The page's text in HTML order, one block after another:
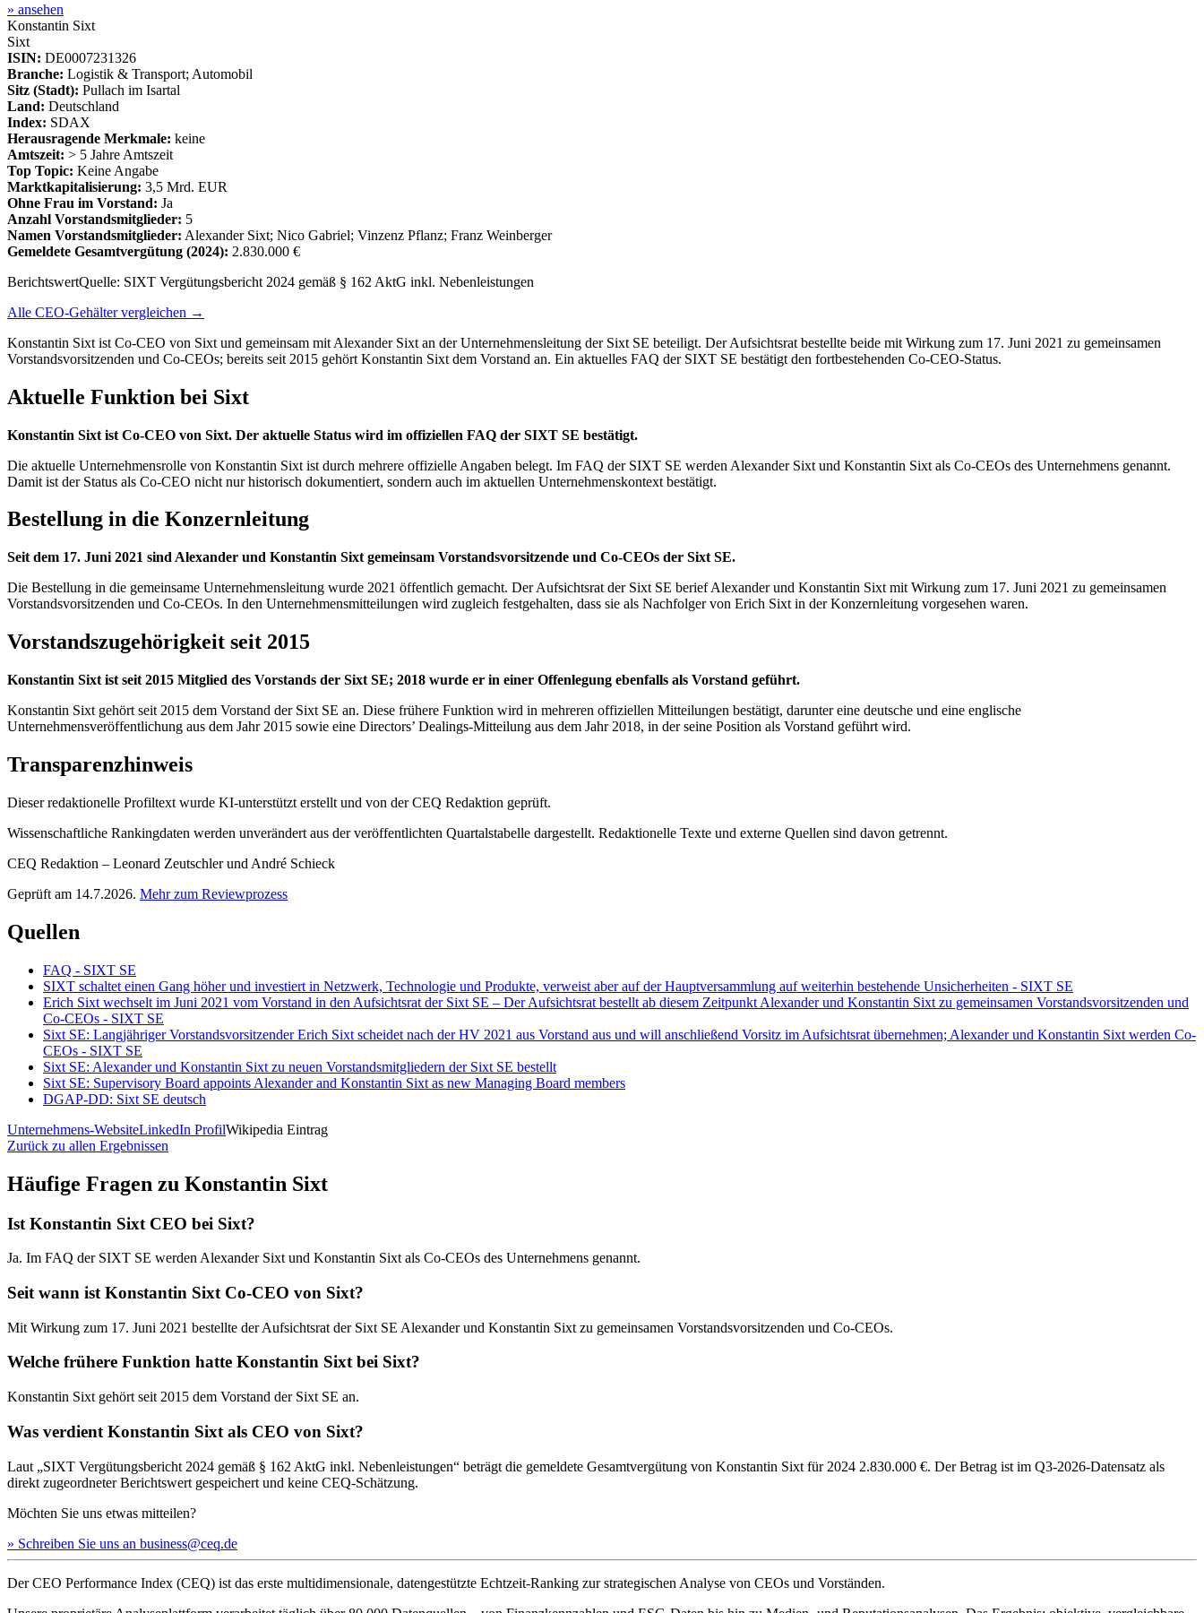
» ansehen
Konstantin Sixt
Sixt
ISIN: DE0007231326
Branche: Logistik & Transport; Automobil
Sitz (Stadt): Pullach im Isartal
Land: Deutschland
Index: SDAX
Herausragende Merkmale: keine
Amtszeit: > 5 Jahre Amtszeit
Top Topic: Keine Angabe
Marktkapitalisierung: 3,5 Mrd. EUR
Ohne Frau im Vorstand: Ja
Anzahl Vorstandsmitglieder: 5
Namen Vorstandsmitglieder: Alexander Sixt; Nico Gabriel; Vinzenz Pflanz; Franz Weinberger
Gemeldete Gesamtvergütung (2024): 2.830.000 €
BerichtswertQuelle: SIXT Vergütungsbericht 2024 gemäß § 162 AktG inkl. Nebenleistungen
Alle CEO-Gehälter vergleichen →
Konstantin Sixt ist Co-CEO von Sixt und gemeinsam mit Alexander Sixt an der Unternehmensleitung der Sixt SE beteiligt. Der Aufsichtsrat bestellte beide mit Wirkung zum 17. Juni 2021 zu gemeinsamen
Vorstandsvorsitzenden und Co-CEOs; bereits seit 2015 gehört Konstantin Sixt dem Vorstand an. Ein aktuelles FAQ der SIXT SE bestätigt den fortbestehenden Co-CEO-Status.
Aktuelle Funktion bei Sixt
Konstantin Sixt ist Co-CEO von Sixt. Der aktuelle Status wird im offiziellen FAQ der SIXT SE bestätigt.
Die aktuelle Unternehmensrolle von Konstantin Sixt ist durch mehrere offizielle Angaben belegt. Im FAQ der SIXT SE werden Alexander Sixt und Konstantin Sixt als Co-CEOs des Unternehmens genannt.
Damit ist der Status als Co-CEO nicht nur historisch dokumentiert, sondern auch im aktuellen Unternehmenskontext bestätigt.
Bestellung in die Konzernleitung
Seit dem 17. Juni 2021 sind Alexander und Konstantin Sixt gemeinsam Vorstandsvorsitzende und Co-CEOs der Sixt SE.
Die Bestellung in die gemeinsame Unternehmensleitung wurde 2021 öffentlich gemacht. Der Aufsichtsrat der Sixt SE berief Alexander und Konstantin Sixt mit Wirkung zum 17. Juni 2021 zu gemeinsamen
Vorstandsvorsitzenden und Co-CEOs. In den Unternehmensmitteilungen wird zugleich festgehalten, dass sie als Nachfolger von Erich Sixt in der Konzernleitung vorgesehen waren.
Vorstandszugehörigkeit seit 2015
Konstantin Sixt ist seit 2015 Mitglied des Vorstands der Sixt SE; 2018 wurde er in einer Offenlegung ebenfalls als Vorstand geführt.
Konstantin Sixt gehört seit 2015 dem Vorstand der Sixt SE an. Diese frühere Funktion wird in mehreren offiziellen Mitteilungen bestätigt, darunter eine deutsche und eine englische
Unternehmensveröffentlichung aus dem Jahr 2015 sowie eine Directors’ Dealings-Mitteilung aus dem Jahr 2018, in der seine Position als Vorstand geführt wird.
Transparenzhinweis
Dieser redaktionelle Profiltext wurde KI-unterstützt erstellt und von der CEQ Redaktion geprüft.
Wissenschaftliche Rankingdaten werden unverändert aus der veröffentlichten Quartalstabelle dargestellt. Redaktionelle Texte und externe Quellen sind davon getrennt.
CEQ Redaktion – Leonard Zeutschler und André Schieck
Geprüft am 14.7.2026. Mehr zum Reviewprozess
Quellen
FAQ - SIXT SE
SIXT schaltet einen Gang höher und investiert in Netzwerk, Technologie und Produkte, verweist aber auf der Hauptversammlung auf weiterhin bestehende Unsicherheiten - SIXT SE
Erich Sixt wechselt im Juni 2021 vom Vorstand in den Aufsichtsrat der Sixt SE – Der Aufsichtsrat bestellt ab diesem Zeitpunkt Alexander und Konstantin Sixt zu gemeinsamen Vorstandsvorsitzenden und
Co-CEOs - SIXT SE
Sixt SE: Langjähriger Vorstandsvorsitzender Erich Sixt scheidet nach der HV 2021 aus Vorstand aus und will anschließend Vorsitz im Aufsichtsrat übernehmen; Alexander und Konstantin Sixt werden Co-
CEOs - SIXT SE
Sixt SE: Alexander und Konstantin Sixt zu neuen Vorstandsmitgliedern der Sixt SE bestellt
Sixt SE: Supervisory Board appoints Alexander and Konstantin Sixt as new Managing Board members
DGAP-DD: Sixt SE deutsch
Unternehmens-WebsiteLinkedIn ProfilWikipedia Eintrag
Zurück zu allen Ergebnissen
Häufige Fragen zu Konstantin Sixt
Ist Konstantin Sixt CEO bei Sixt?
Ja. Im FAQ der SIXT SE werden Alexander Sixt und Konstantin Sixt als Co-CEOs des Unternehmens genannt.
Seit wann ist Konstantin Sixt Co-CEO von Sixt?
Mit Wirkung zum 17. Juni 2021 bestellte der Aufsichtsrat der Sixt SE Alexander und Konstantin Sixt zu gemeinsamen Vorstandsvorsitzenden und Co-CEOs.
Welche frühere Funktion hatte Konstantin Sixt bei Sixt?
Konstantin Sixt gehört seit 2015 dem Vorstand der Sixt SE an.
Was verdient Konstantin Sixt als CEO von Sixt?
Laut „SIXT Vergütungsbericht 2024 gemäß § 162 AktG inkl. Nebenleistungen“ beträgt die gemeldete Gesamtvergütung von Konstantin Sixt für 2024 2.830.000 €. Der Betrag ist im Q3-2026-Datensatz als
direkt zugeordneter Berichtswert gespeichert und keine CEQ-Schätzung.
Möchten Sie uns etwas mitteilen?
» Schreiben Sie uns an business@ceq.de
Der CEO Performance Index (CEQ) ist das erste multidimensionale, datengestützte Echtzeit-Ranking zur strategischen Analyse von CEOs und Vorständen.